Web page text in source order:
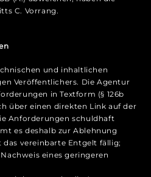
C. Vorrang.
und inhaltlichen
Veröffentlichers. Die Agentur
in Textform (§ 126b
über einen direkten Link auf der
Anforderungen schuldhaft
es deshalb zur Ablehnung
vereinbarte Entgelt fällig;
eines geringeren